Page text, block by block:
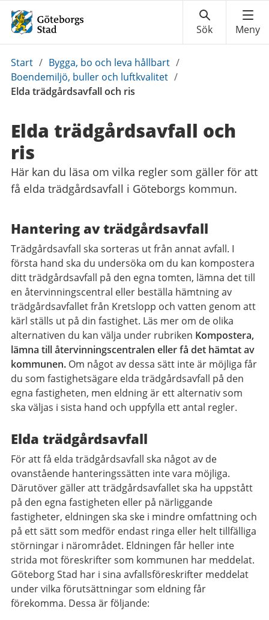
Du
är
här:
Start / Bygga, bo och leva hållbart /
Boendemiljö, buller och luftkvalitet /
Elda trädgårdsavfall och ris
Elda trädgårdsavfall och
ris
Här kan du läsa om vilka regler som gäller för att
få elda trädgårdsavfall i Göteborgs kommun.
Hantering av trädgårdsavfall
Trädgårdsavfall ska sorteras ut från annat avfall. I
första hand ska du undersöka om du kan kompostera
ditt trädgårdsavfall på den egna tomten, lämna det till
en återvinningscentral eller beställa hämtning av
trädgårdsavfallet från Kretslopp och vatten genom att
kärl ställs ut på din fastighet. Läs mer om de olika
alternativen du kan välja under rubriken Kompostera,
lämna till återvinningscentralen eller få det hämtat av
kommunen. Om något av dessa sätt inte är möjliga får
du som fastighetsägare elda trädgårdsavfall på den
egna fastigheten, men eldning är ett alternativ som
ska väljas i sista hand och uppfylla ett antal regler.
Elda trädgårdsavfall
För att få elda trädgårdsavfall ska något av de
ovanstående hanteringssätten inte vara möjliga.
Därutöver gäller att trädgårdsavfallet ska ha uppstått
på den egna fastigheten eller på närliggande
fastigheter, eldningen ska ske i mindre omfattning och
på ett sätt som medför endast ringa eller helt tillfälliga
störningar i närområdet. Eldningen får heller inte
strida mot föreskrifter som kommunen har meddelat.
Göteborg Stad har i sina avfallsföreskrifter meddelat
under vilka förutsättningar som eldning får
förekomma. Dessa är följande: